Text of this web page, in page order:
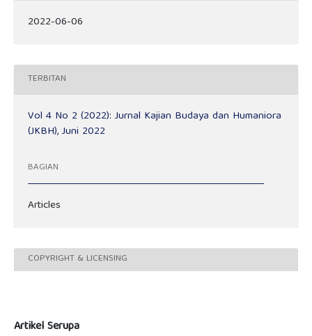
2022-06-06
TERBITAN
Vol 4 No 2 (2022): Jurnal Kajian Budaya dan Humaniora
(JKBH), Juni 2022
BAGIAN
Articles
COPYRIGHT & LICENSING
Artikel Serupa